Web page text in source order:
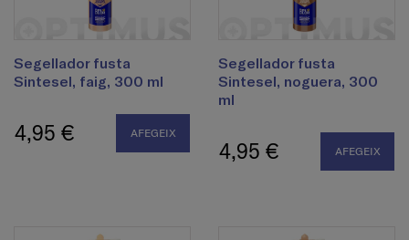
Segellador fusta
Sintesel, faig, 300 ml
4,95 € AFEGEIX
Segellador fusta
Sintesel, noguera, 300
ml
4,95 € AFEGEIX